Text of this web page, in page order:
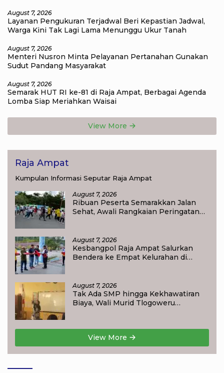
August 7, 2026
Layanan Pengukuran Terjadwal Beri Kepastian Jadwal,
Warga Kini Tak Lagi Lama Menunggu Ukur Tanah
August 7, 2026
Menteri Nusron Minta Pelayanan Pertanahan Gunakan
Sudut Pandang Masyarakat
August 7, 2026
Semarak HUT RI ke-81 di Raja Ampat, Berbagai Agenda
Lomba Siap Meriahkan Waisai
View More
Raja Ampat
Kumpulan Informasi Seputar Raja Ampat
August 7, 2026
Ribuan Peserta Semarakkan Jalan
Sehat, Awali Rangkaian Peringatan
August 7, 2026
Kesbangpol Raja Ampat Salurkan
Bendera ke Empat Kelurahan di
August 7, 2026
Tak Ada SMP hingga Kekhawatiran
Biaya, Wali Murid Tlogoweru
View More